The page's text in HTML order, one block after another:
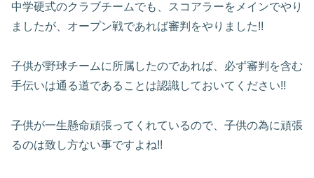
中学硬式のクラブチームでも、スコアラーをメインでやり
ましたが、オープン戦であれば審判をやりました!!
子供が野球チームに所属したのであれば、必ず審判を含む
手伝いは通る道であることは認識しておいてください!!
子供が一生懸命頑張ってくれているので、子供の為に頑張
るのは致し方ない事ですよね!!